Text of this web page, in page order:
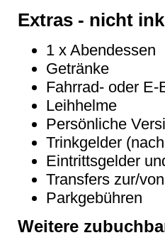
Extras - nicht
1 x Abendessen
Getränke
Fahrrad- oder E-
Leihhelme
Persönliche
Trinkgelder
Eintrittsgelder
Transfers zur/
Parkgebühren
Weitere